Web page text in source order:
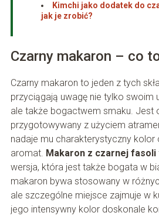
Kimchi jako dodatek do
jak je zrobić?
Czarny makaron – co
Czarny makaron to jeden z tych
przyciągają uwagę nie tylko swoim
ale także bogactwem smaku. Jest
przygotowywany z użyciem
nadaje mu charakterystyczny
aromat. Makaron z czarnej fasoli
wersja, która jest także bogata w
makaron bywa stosowany w
ale szczególne miejsce zajmuje w
jego intensywny kolor doskonale